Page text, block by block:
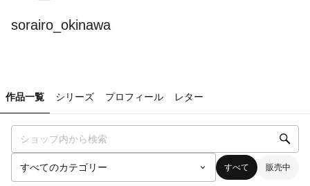
sorairo_okinawa
作品一覧 シリーズ プロフィール レター
すべて 販売中